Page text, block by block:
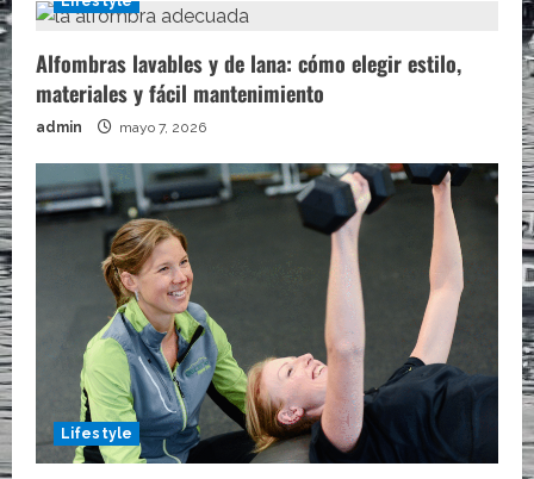
Alfombras lavables y de lana: cómo elegir estilo,
materiales y fácil mantenimiento
admin mayo 7, 2026
Lifestyle